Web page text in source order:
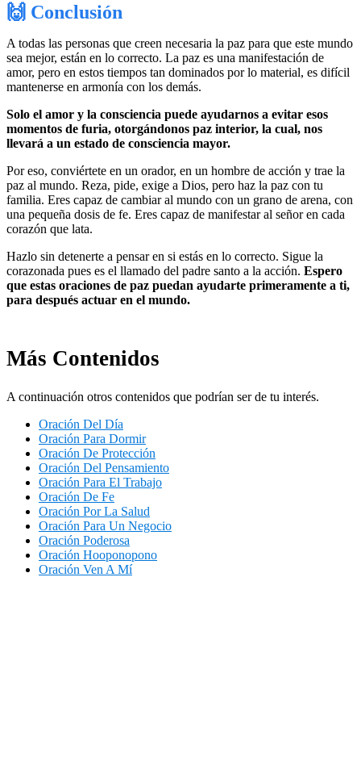
🙌 Conclusión
A todas las personas que creen necesaria la paz para que este mundo
sea mejor, están en lo correcto. La paz es una manifestación de
amor, pero en estos tiempos tan dominados por lo material, es difícil
mantenerse en armonía con los demás.
Solo el amor y la consciencia puede ayudarnos a evitar esos
momentos de furia, otorgándonos paz interior, la cual, nos
llevará a un estado de consciencia mayor.
Por eso, conviértete en un orador, en un hombre de acción y trae la
paz al mundo. Reza, pide, exige a Dios, pero haz la paz con tu
familia. Eres capaz de cambiar al mundo con un grano de arena, con
una pequeña dosis de fe. Eres capaz de manifestar al señor en cada
corazón que lata.
Hazlo sin detenerte a pensar en si estás en lo correcto. Sigue la
corazonada pues es el llamado del padre santo a la acción. Espero
que estas oraciones de paz puedan ayudarte primeramente a ti,
para después actuar en el mundo.
Más Contenidos
A continuación otros contenidos que podrían ser de tu interés.
Oración Del Día
Oración Para Dormir
Oración De Protección
Oración Del Pensamiento
Oración Para El Trabajo
Oración De Fe
Oración Por La Salud
Oración Para Un Negocio
Oración Poderosa
Oración Hooponopono
Oración Ven A Mí